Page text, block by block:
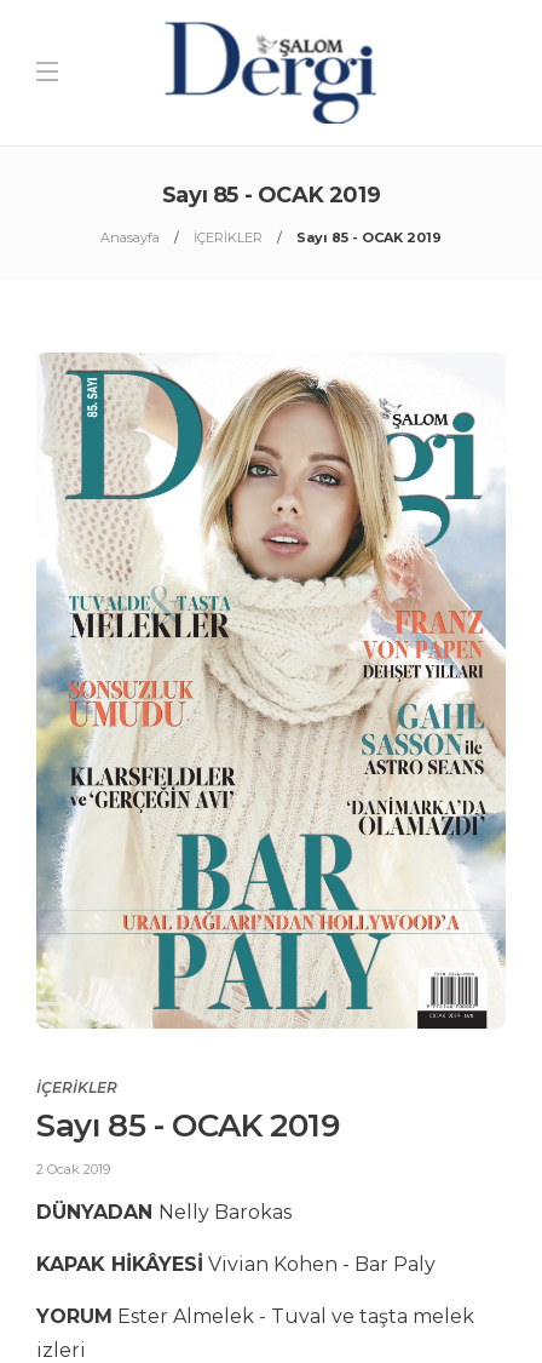
Sayı 85 - OCAK 2019
Anasayfa İÇERİKLER Sayı 85 - OCAK 2019
İÇERİKLER
Sayı 85 - OCAK 2019
2 Ocak 2019
DÜNYADAN Nelly Barokas
KAPAK HİKÂYESİ Vivian Kohen - Bar Paly
YORUM Ester Almelek - Tuval ve taşta melek
izleri